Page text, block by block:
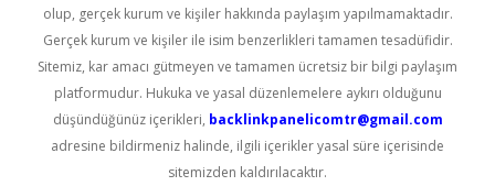
olup, gerçek kurum ve kişiler hakkında paylaşım yapılmamaktadır.
Gerçek kurum ve kişiler ile isim benzerlikleri tamamen tesadüfidir.
Sitemiz, kar amacı gütmeyen ve tamamen ücretsiz bir bilgi paylaşım
platformudur. Hukuka ve yasal düzenlemelere aykırı olduğunu
düşündüğünüz içerikleri, backlinkpanelicomtr@gmail.com
adresine bildirmeniz halinde, ilgili içerikler yasal süre içerisinde
sitemizden kaldırılacaktır.